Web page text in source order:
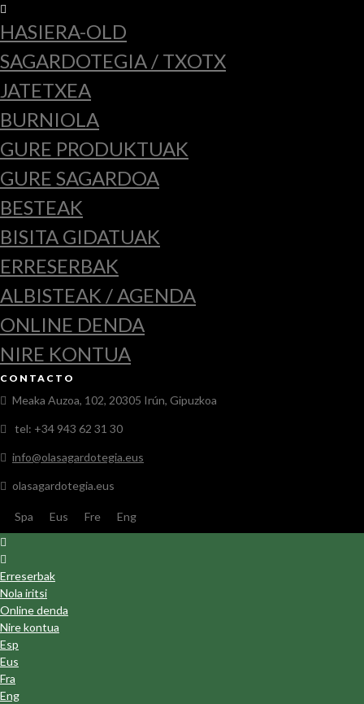
HASIERA-OLD
SAGARDOTEGIA / TXOTX
JATETXEA
BURNIOLA
GURE PRODUKTUAK
GURE SAGARDOA
BESTEAK
BISITA GIDATUAK
ERRESERBAK
ALBISTEAK / AGENDA
ONLINE DENDA
NIRE KONTUA
CONTACTO
Meaka Auzoa, 102, 20305 Irún, Gipuzkoa
tel: +34 943 62 31 30
info@olasagardotegia.eus
olasagardotegia.eus
Spa Eus Fre Eng
Erreserbak
Nola iritsi
Online denda
Nire kontua
Esp
Eus
Fra
Eng